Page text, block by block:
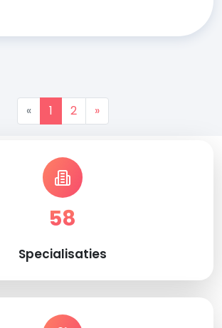
« 1 2 »
58
Specialisaties